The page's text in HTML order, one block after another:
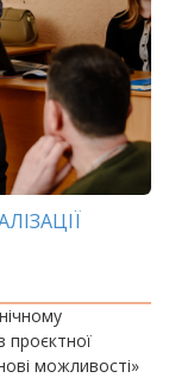
проєктної
можливості»